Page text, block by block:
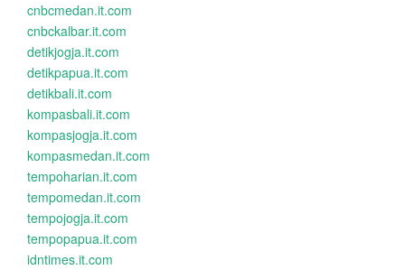
cnbcmedan.it.com
cnbckalbar.it.com
detikjogja.it.com
detikpapua.it.com
detikbali.it.com
kompasbali.it.com
kompasjogja.it.com
kompasmedan.it.com
tempoharian.it.com
tempomedan.it.com
tempojogja.it.com
tempopapua.it.com
idntimes.it.com